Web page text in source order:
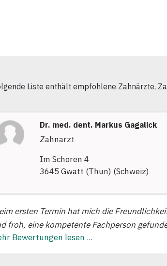
Liste enthält empfohlene Zahnärzte,
Dr. med. dent. Markus Gagalick
Zahnarzt
Im Schoren 4
3645 Gwatt (Thun) (Schweiz)
ersten Termin hat mich die
froh, eine kompetente Fachperson
Bewertungen lesen ...